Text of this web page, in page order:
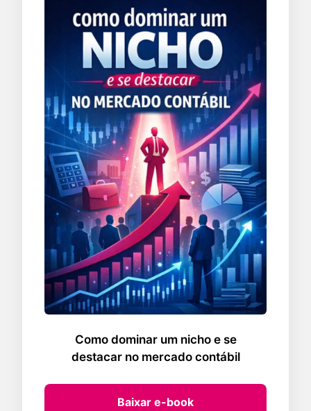
Como dominar um nicho e se
destacar no mercado contábil
Baixar e-book